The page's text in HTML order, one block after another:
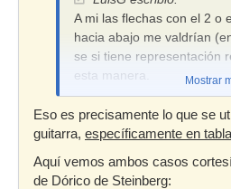
A mi las flechas con el 2 o
hacia abajo me valdrían
se si tiene representación
esta manera.
Mostrar
Eso es precisamente lo que se
guitarra, específicamente en
Aquí vemos ambos casos
de Dórico de Steinberg: